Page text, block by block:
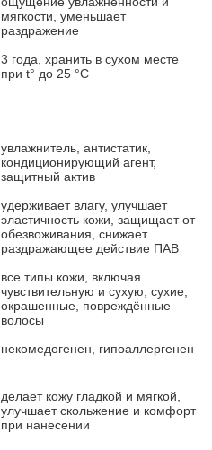
мягкости, уменьшает
раздражение
3 года, хранить в сухом месте
при t° до 25 °C
увлажнитель, антистатик,
кондиционирующий агент,
защитный актив
удерживает влагу, улучшает
эластичность кожи, защищает от
обезвоживания, снижает
раздражающее действие ПАВ
все типы кожи, включая
чувствительную и сухую; сухие,
окрашенные, повреждённые
волосы
некомедогенен, гипоаллергенен
делает кожу гладкой и мягкой,
улучшает скольжение и комфорт
при нанесении